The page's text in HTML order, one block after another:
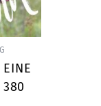
380